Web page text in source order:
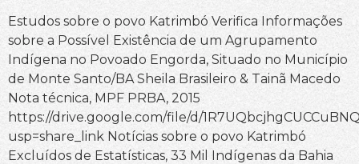
Estudos sobre o povo Katrimbó Verifica Informações
sobre a Possível Existência de um Agrupamento
Indígena no Povoado Engorda, Situado no Município
de Monte Santo/BA Sheila Brasileiro & Tainã Macedo
Nota técnica, MPF PRBA, 2015
https://drive.google.com/file/d/
usp=share_link Notícias sobre o povo Katrimbó
Excluídos de Estatísticas, 33 Mil Indígenas da Bahia